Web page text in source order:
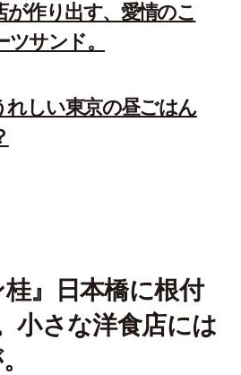
が作り出す、愛情のこ
サンド。
れしい東京の昼ごはん
桂』日本橋に根付
小さな洋食店には